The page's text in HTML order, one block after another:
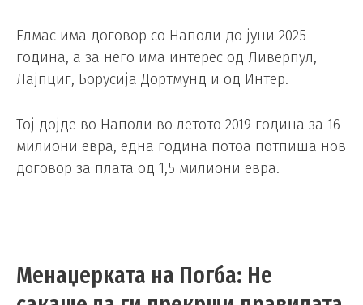
Елмас има договор со Наполи до јуни 2025
година, а за него има интерес од Ливерпул,
Лајпциг, Борусија Дортмунд и од Интер.
Тој дојде во Наполи во летото 2019 година за 16
милиони евра, една година потоа потпиша нов
договор за плата од 1,5 милиони евра.
Менаџерката на Погба: Не